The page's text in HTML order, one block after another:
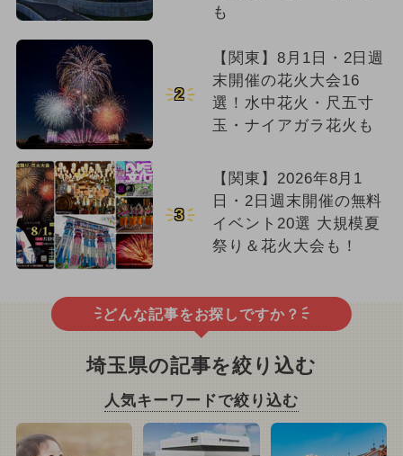
も
2
【関東】8月1日・2日週
末開催の花火大会16
選！水中花火・尺五寸
玉・ナイアガラ花火も
3
【関東】2026年8月1
日・2日週末開催の無料
イベント20選 大規模夏
祭り＆花火大会も！
どんな記事をお探しですか？
埼玉県の記事を絞り込む
人気キーワードで絞り込む